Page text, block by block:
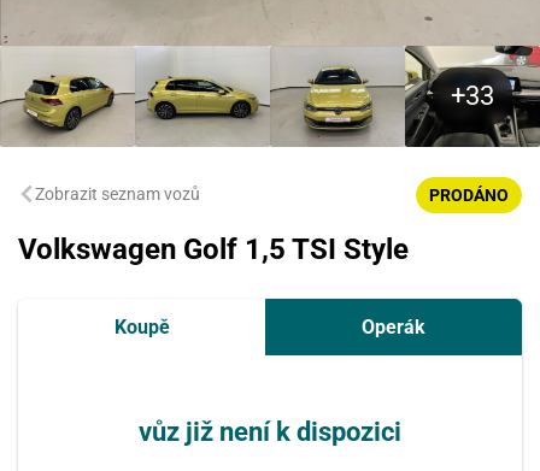
Zobrazit seznam vozů PRODÁNO
Volkswagen Golf 1,5 TSI Style
Koupě Operák
vůz již není k dispozici